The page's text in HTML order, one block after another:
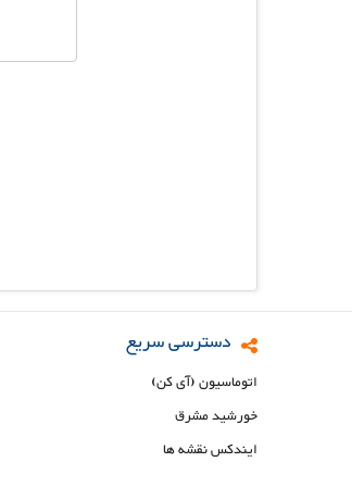
دسترسی سریع
اتوماسیون (آی کن)
خورشید مشرق
ایندکس نقشه ها